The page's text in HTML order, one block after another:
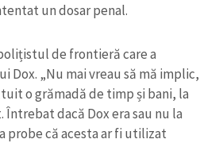
un dosar penal.
de frontieră care a
Dox. „Nu mai vreau să mă implic,
o grămadă de timp și bani, la
dacă Dox era sau nu la
probe că acesta ar fi utilizat